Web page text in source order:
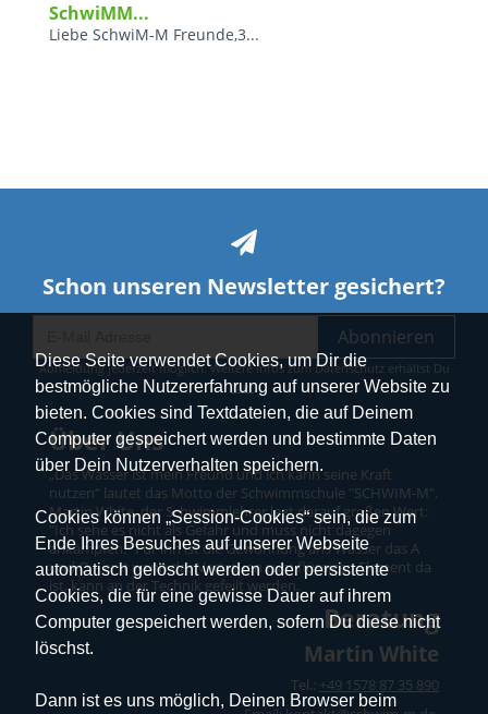
Diese Seite verwendet Cookies, um Dir die
bestmögliche Nutzererfahrung auf unserer Website zu
bieten. Cookies sind Textdateien, die auf Deinem
Computer gespeichert werden und bestimmte Daten
über Dein Nutzerverhalten speichern.
Cookies können „Session-Cookies“ sein, die zum
Ende Ihres Besuches auf unserer Webseite
automatisch gelöscht werden oder persistente
Cookies, die für eine gewisse Dauer auf ihrem
Computer gespeichert werden, sofern Du diese nicht
löschst.
Dann ist es uns möglich, Deinen Browser beim
SchwiMM...
Liebe SchwiM-M Freunde,3...
Schon unseren Newsletter gesichert?
Abonnieren
Abmeldung jederzeit möglich. Weitere Infos zum Datenschutz erhältst Du
hier.
Über Uns
„Das Wasser ist mein Freund und ich kann seine Kraft
nutzen“ lautet das Motto der Schwimmschule "SCHWIM-M".
Martin White, der Schwimmlehrer legt darauf großen Wert:
"Ich sehe es nicht als Gefahr und muss nicht dagegen
ankämpfen.“ Für ihn ist die Gewöhnung ans Wasser das A
und O – erst wenn das Vertrauen zum flüssigen Element da
ist, kann an der Technik gefeilt werden.
Beratung
Martin White
Tel.: +49 1578 87 35 890